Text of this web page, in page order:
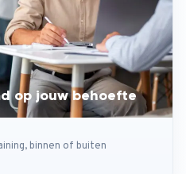
op jouw behoefte
binnen of buiten